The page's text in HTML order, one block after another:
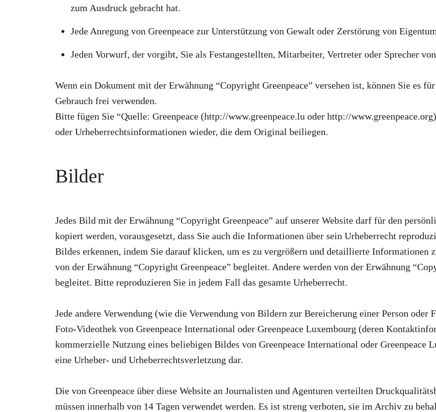
zum Ausdruck gebracht hat.
Jede Anregung von Greenpeace zur Unterstützung von Gewalt oder Zerstörung von
Jeden Vorwurf, der vorgibt, Sie als Festangestellten, Mitarbeiter, Vertreter oder Sprecher
Wenn ein Dokument mit der Erwähnung “Copyright Greenpeace” versehen ist, können Sie es
Gebrauch frei verwenden.
Bitte fügen Sie “Quelle: Greenpeace (http://www.greenpeace.lu oder http://
oder Urheberrechtsinformationen wieder, die dem Original beiliegen.
Bilder
Jedes Bild mit der Erwähnung “Copyright Greenpeace” auf unserer Website darf für den
kopiert werden, vorausgesetzt, dass Sie auch die Informationen über sein Urheberrecht
Bildes erkennen, indem Sie darauf klicken, um es zu vergrößern und detaillierte Informationen
von der Erwähnung “Copyright Greenpeace” begleitet. Andere werden von der Erwähnung
begleitet. Bitte reproduzieren Sie in jedem Fall das gesamte Urheberrecht.
Jede andere Verwendung (wie die Verwendung von Bildern zur Bereicherung einer Person
Foto-Videothek von Greenpeace International oder Greenpeace Luxembourg (deren
kommerzielle Nutzung eines beliebigen Bildes von Greenpeace International oder Greenpeace
eine Urheber- und Urheberrechtsverletzung dar.
Die von Greenpeace über diese Website an Journalisten und Agenturen verteilten
müssen innerhalb von 14 Tagen verwendet werden. Es ist streng verboten, sie im Archiv zu